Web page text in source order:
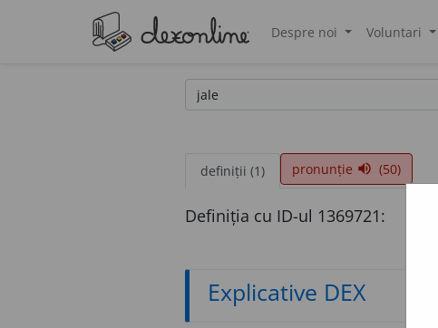
Despre noi Voluntari
definiții (1) pronunție volume_up (50)
Definiția cu ID-ul 1369721:
Explicative DEX